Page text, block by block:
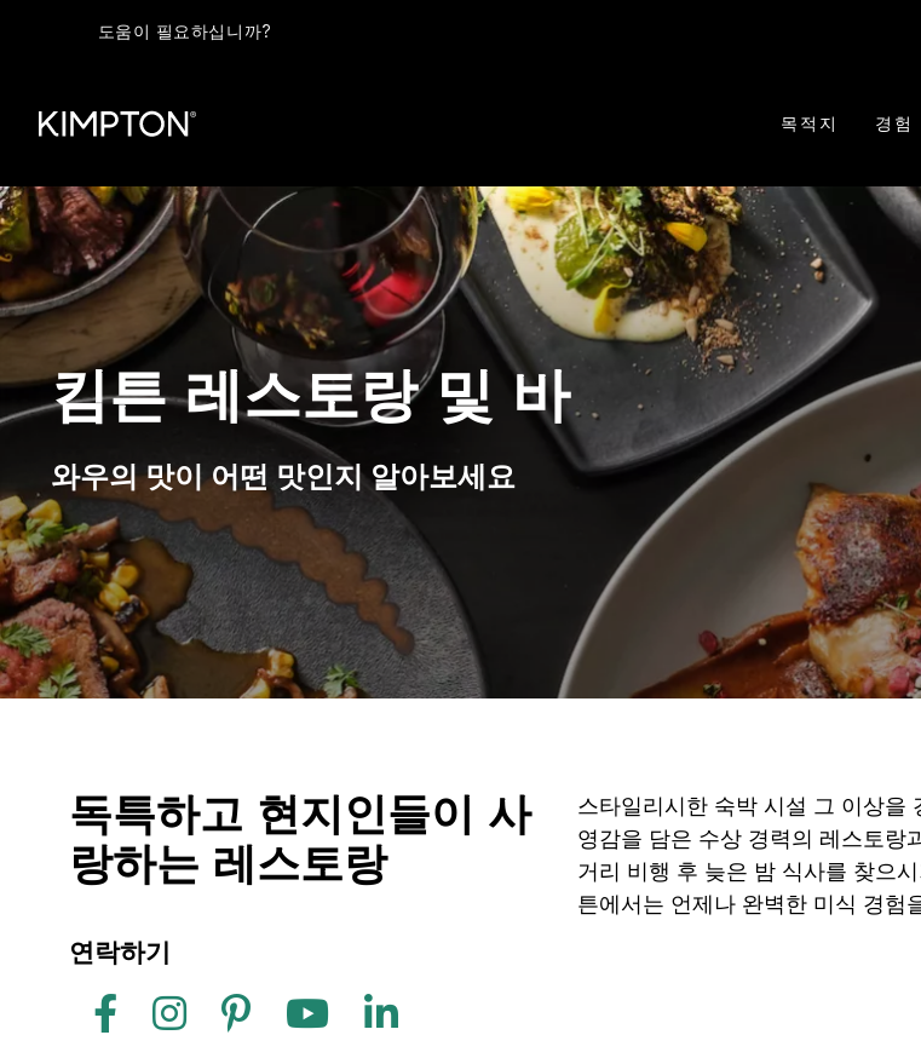
도움이 필요하십니까?
목적지 경험
킴튼 레스토랑 및 바
와우의 맛이 어떤 맛인지 알아보세요
독특하고 현지인들이 사
랑하는 레스토랑
연락하기
스타일리시한 숙박 시설 그 이상을
영감을 담은 수상 경력의 레스토랑
거리 비행 후 늦은 밤 식사를 찾으
튼에서는 언제나 완벽한 미식 경험